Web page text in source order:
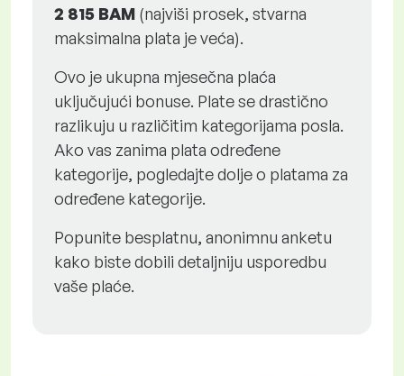
2 815 BAM (najviši prosek, stvarna
maksimalna plata je veća).
Ovo je ukupna mjesečna plaća
uključujući bonuse. Plate se drastično
razlikuju u različitim kategorijama posla.
Ako vas zanima plata određene
kategorije, pogledajte dolje o platama za
određene kategorije.
Popunite besplatnu, anonimnu anketu
kako biste dobili detaljniju usporedbu
vaše plaće.